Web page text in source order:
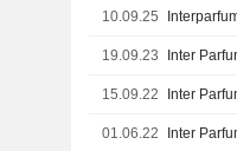
10.09.25
19.09.23 Inter
15.09.22 Inter
01.06.22 Inter